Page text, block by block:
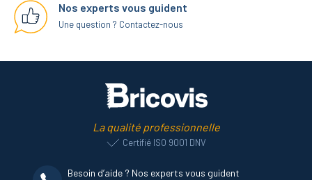
Nos experts vous guident
Une question ? Contactez-nous
La qualité professionnelle
Certifié ISO 9001 DNV
Besoin d’aide ? Nos experts vous guident